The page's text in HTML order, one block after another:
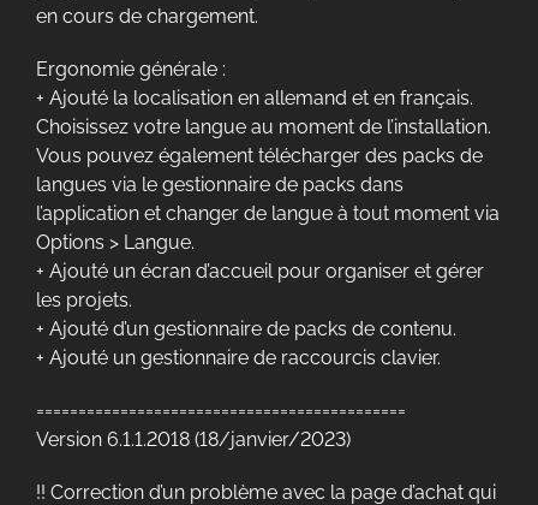
en cours de chargement.
Ergonomie générale :
+ Ajouté la localisation en allemand et en français.
Choisissez votre langue au moment de l’installation.
Vous pouvez également télécharger des packs de
langues via le gestionnaire de packs dans
l’application et changer de langue à tout moment via
Options > Langue.
+ Ajouté un écran d’accueil pour organiser et gérer
les projets.
+ Ajouté d’un gestionnaire de packs de contenu.
+ Ajouté un gestionnaire de raccourcis clavier.
============================================
Version 6.1.1.2018 (18/janvier/2023)
!! Correction d’un problème avec la page d’achat qui